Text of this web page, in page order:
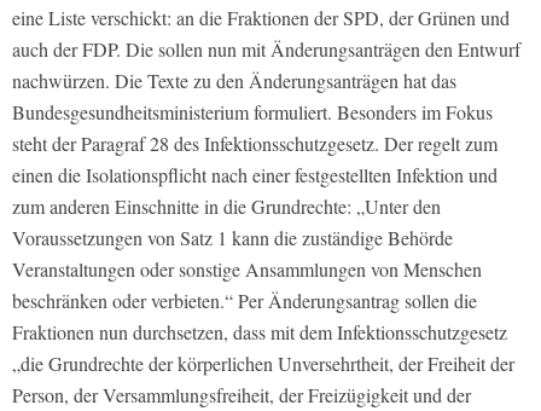
eine Liste verschickt: an die Fraktionen der SPD, der Grünen und
auch der FDP. Die sollen nun mit Änderungsanträgen den Entwurf
nachwürzen. Die Texte zu den Änderungsanträgen hat das
Bundesgesundheitsministerium formuliert. Besonders im Fokus
steht der Paragraf 28 des Infektionsschutzgesetz. Der regelt zum
einen die Isolationspflicht nach einer festgestellten Infektion und
zum anderen Einschnitte in die Grundrechte: „Unter den
Voraussetzungen von Satz 1 kann die zuständige Behörde
Veranstaltungen oder sonstige Ansammlungen von Menschen
beschränken oder verbieten.“ Per Änderungsantrag sollen die
Fraktionen nun durchsetzen, dass mit dem Infektionsschutzgesetz
„die Grundrechte der körperlichen Unversehrtheit, der Freiheit der
Person, der Versammlungsfreiheit, der Freizügigkeit und der